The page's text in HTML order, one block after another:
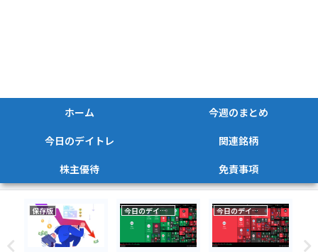
ホーム
今週のまとめ
今日のデイトレ
関連銘柄
株主優待
免責事項
保存版 今日のデイトレ 今日のデイトレ